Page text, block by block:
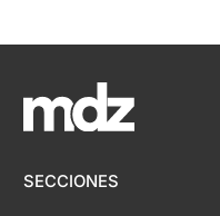
SECCIONES